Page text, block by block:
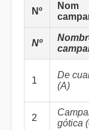
Nº
Nom
Nº
1
De
(A)
2
gótica